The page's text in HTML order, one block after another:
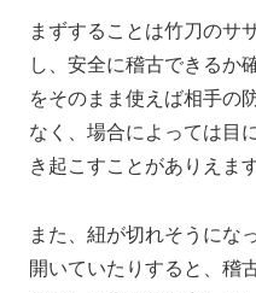
まずすることは竹刀のサ
し、安全に稽古できるか
をそのまま使えば相手の
なく、場合によっては目
き起こすことがありえます
また、紐が切れそうにな
開いていたりすると、稽